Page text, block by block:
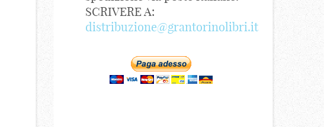
SCRIVERE A:
distribuzione@grantorinolibri.it